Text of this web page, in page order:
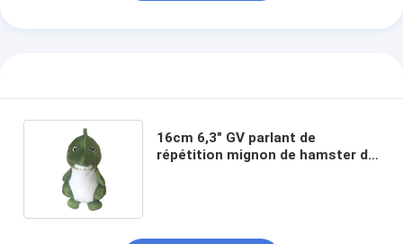
16cm 6,3" GV parlant de
répétition mignon de hamster de